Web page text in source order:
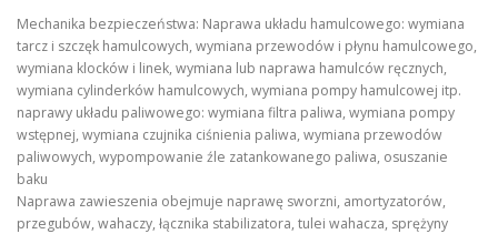
Mechanika bezpieczeństwa: Naprawa układu hamulcowego: wymiana
tarcz i szczęk hamulcowych, wymiana przewodów i płynu hamulcowego,
wymiana klocków i linek, wymiana lub naprawa hamulców ręcznych,
wymiana cylinderków hamulcowych, wymiana pompy hamulcowej itp.
naprawy układu paliwowego: wymiana filtra paliwa, wymiana pompy
wstępnej, wymiana czujnika ciśnienia paliwa, wymiana przewodów
paliwowych, wypompowanie źle zatankowanego paliwa, osuszanie
baku
Naprawa zawieszenia obejmuje naprawę sworzni, amortyzatorów,
przegubów, wahaczy, łącznika stabilizatora, tulei wahacza, sprężyny